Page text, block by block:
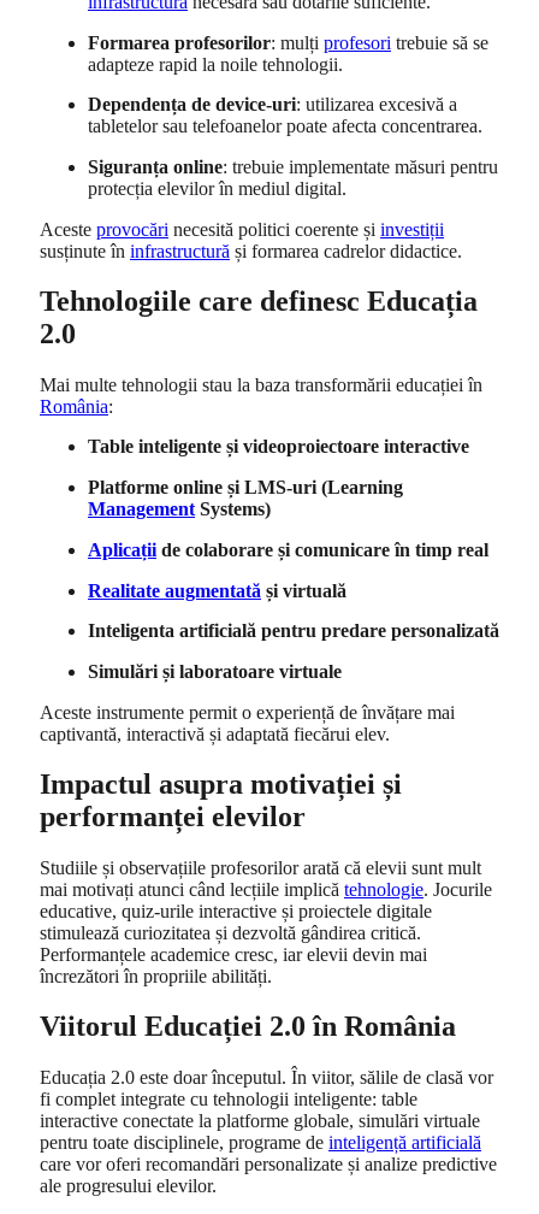
Formarea profesorilor: mulți profesori trebuie să se
adapteze rapid la noile tehnologii.
Dependența de device-uri: utilizarea excesivă a
tabletelor sau telefoanelor poate afecta concentrarea.
Siguranța online: trebuie implementate măsuri pentru
protecția elevilor în mediul digital.
Aceste provocări necesită politici coerente și investiții
susținute în infrastructură și formarea cadrelor didactice.
Tehnologiile care definesc Educația
2.0
Mai multe tehnologii stau la baza transformării educației în
România:
Table inteligente și videoproiectoare interactive
Platforme online și LMS-uri (Learning
Management Systems)
Aplicații de colaborare și comunicare în timp real
Realitate augmentată și virtuală
Inteligenta artificială pentru predare personalizată
Simulări și laboratoare virtuale
Aceste instrumente permit o experiență de învățare mai
captivantă, interactivă și adaptată fiecărui elev.
Impactul asupra motivației și
performanței elevilor
Studiile și observațiile profesorilor arată că elevii sunt mult
mai motivați atunci când lecțiile implică tehnologie. Jocurile
educative, quiz-urile interactive și proiectele digitale
stimulează curiozitatea și dezvoltă gândirea critică.
Performanțele academice cresc, iar elevii devin mai
încrezători în propriile abilități.
Viitorul Educației 2.0 în România
Educația 2.0 este doar începutul. În viitor, sălile de clasă vor
fi complet integrate cu tehnologii inteligente: table
interactive conectate la platforme globale, simulări virtuale
pentru toate disciplinele, programe de inteligență artificială
care vor oferi recomandări personalizate și analize predictive
ale progresului elevilor.